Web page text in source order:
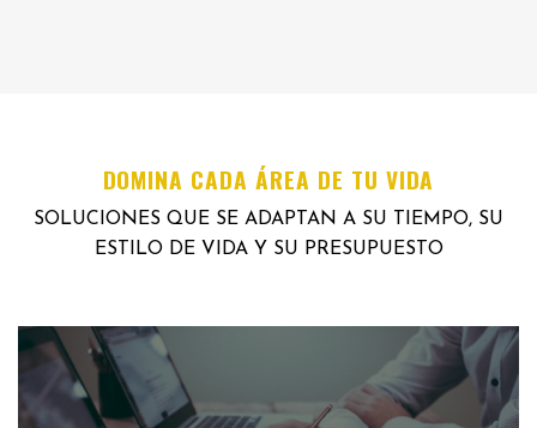
DOMINA CADA ÁREA DE TU VIDA
SOLUCIONES QUE SE ADAPTAN A SU TIEMPO, SU
ESTILO DE VIDA Y SU PRESUPUESTO